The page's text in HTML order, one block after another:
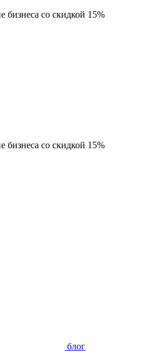
бизнеса со скидкой 15%
бизнеса со скидкой 15%
блог